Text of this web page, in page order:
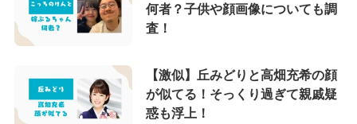
何者？子供や顔画像についても調
査！
【激似】丘みどりと高畑充希の顔
が似てる！そっくり過ぎて親戚疑
惑も浮上！